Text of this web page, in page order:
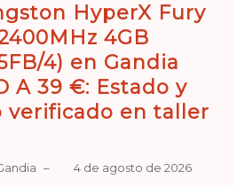
HyperX Fury
4GB
4) en Gandia
A 39 €: Estado y
en taller
– 4 de agosto de 2026